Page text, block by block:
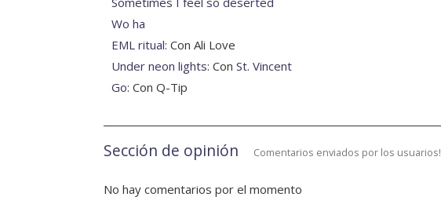
Wo ha
EML ritual: Con Ali Love
Under neon lights: Con St. Vincent
Go: Con Q-Tip
Sección de opinión Comentarios enviados por los usuarios!
No hay comentarios por el momento